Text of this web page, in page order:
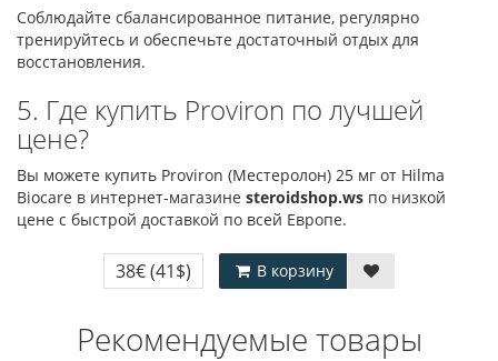
Соблюдайте сбалансированное питание, регулярно
тренируйтесь и обеспечьте достаточный отдых для
восстановления.
5. Где купить Proviron по лучшей
цене?
Вы можете купить Proviron (Местеролон) 25 мг от Hilma
Biocare в интернет-магазине steroidshop.ws по низкой
цене с быстрой доставкой по всей Европе.
38€(41$) В корзину
Рекомендуемые товары